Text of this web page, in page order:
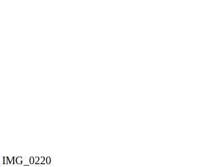
IMG_0220